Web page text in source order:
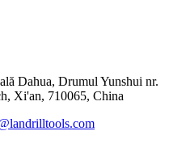
Dahua, Drumul Yunshui nr.
Xi'an, 710065, China